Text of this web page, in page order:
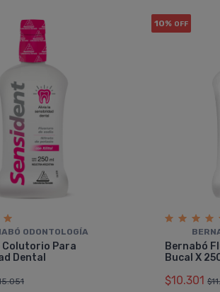
ODONTOLOGÍ­A
Colutorio Para
Dental
10% OFF
Bernabó
Bucal X
$10.301